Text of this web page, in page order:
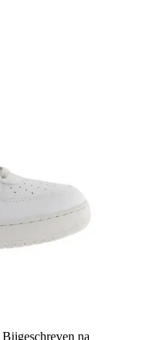
Bijgeschreven na